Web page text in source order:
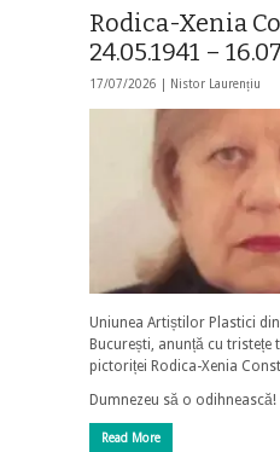
Rodica-Xenia
24.05.1941 –
17/07/2026 | Nistor Laurențiu
Uniunea Artiștilor Plastici
București, anunță cu tristețe
pictoriței Rodica-Xenia
Dumnezeu să o odihnească!
Read More